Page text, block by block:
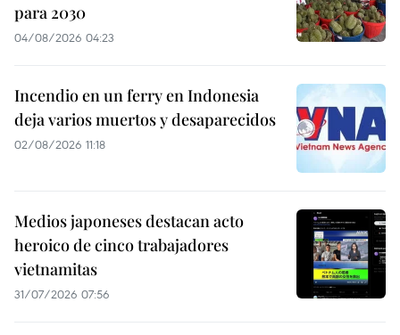
para 2030
04/08/2026 04:23
Incendio en un ferry en Indonesia
deja varios muertos y desaparecidos
02/08/2026 11:18
Medios japoneses destacan acto
heroico de cinco trabajadores
vietnamitas
31/07/2026 07:56